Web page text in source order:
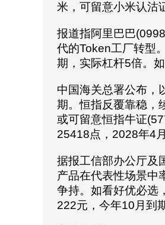
米，可留意小米认沽
报道指阿里巴巴
代的Token工厂转型
期，实际杠杆5倍。
中国海关总署公布，
期。恒指反覆靠稳，
或可留意恒指牛证
25418点，2028年4
据报工信部办公厅及
产品在代表性场景中
争持。如看好优必选
222元，今年10月到